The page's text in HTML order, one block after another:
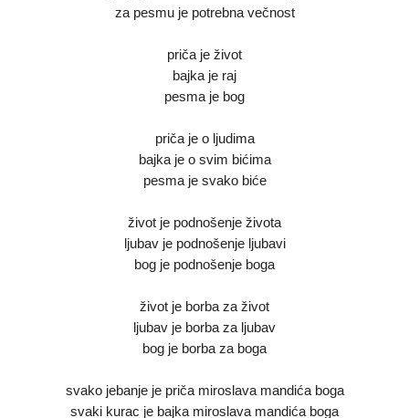
za pesmu je potrebna večnost
priča je život
bajka je raj
pesma je bog
priča je o ljudima
bajka je o svim bićima
pesma je svako biće
život je podnošenje života
ljubav je podnošenje ljubavi
bog je podnošenje boga
život je borba za život
ljubav je borba za ljubav
bog je borba za boga
svako jebanje je priča miroslava mandića boga
svaki kurac je bajka miroslava mandića boga